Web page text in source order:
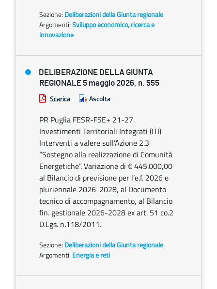
Sezione: Deliberazioni della Giunta regionale
Argomenti:Sviluppo economico, ricerca e
innovazione
DELIBERAZIONE DELLA GIUNTA
REGIONALE 5 maggio 2026, n. 555
Scarica Ascolta
PR Puglia FESR-FSE+ 21-27.
Investimenti Territoriali Integrati (ITI)
Interventi a valere sull’Azione 2.3
“Sostegno alla realizzazione di Comunità
Energetiche”. Variazione di € 445.000,00
al Bilancio di previsione per l’e.f. 2026 e
pluriennale 2026-2028, al Documento
tecnico di accompagnamento, al Bilancio
fin. gestionale 2026-2028 ex art. 51 co.2
D.Lgs. n.118/2011.
Sezione: Deliberazioni della Giunta regionale
Argomenti: Energia e reti